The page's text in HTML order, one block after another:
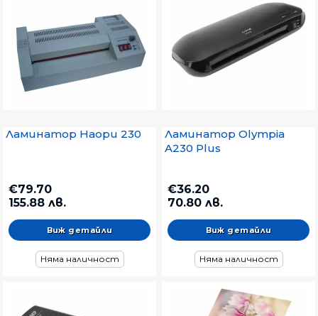
Ламинатор Haopu 230
€79.70
155.88 лв.
Виж детайли
Няма наличност
Ламинатор Olympia
A230 Plus
€36.20
70.80 лв.
Виж детайли
Няма наличност